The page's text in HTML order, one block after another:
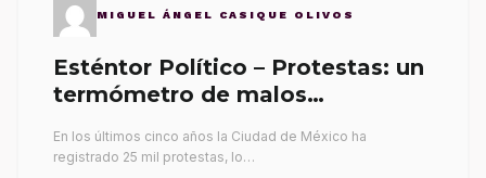
MIGUEL ÁNGEL CASIQUE OLIVOS
Esténtor Político – Protestas: un
termómetro de malos
En los últimos cinco años la Ciudad de México ha
registrado 25 mil protestas, lo…